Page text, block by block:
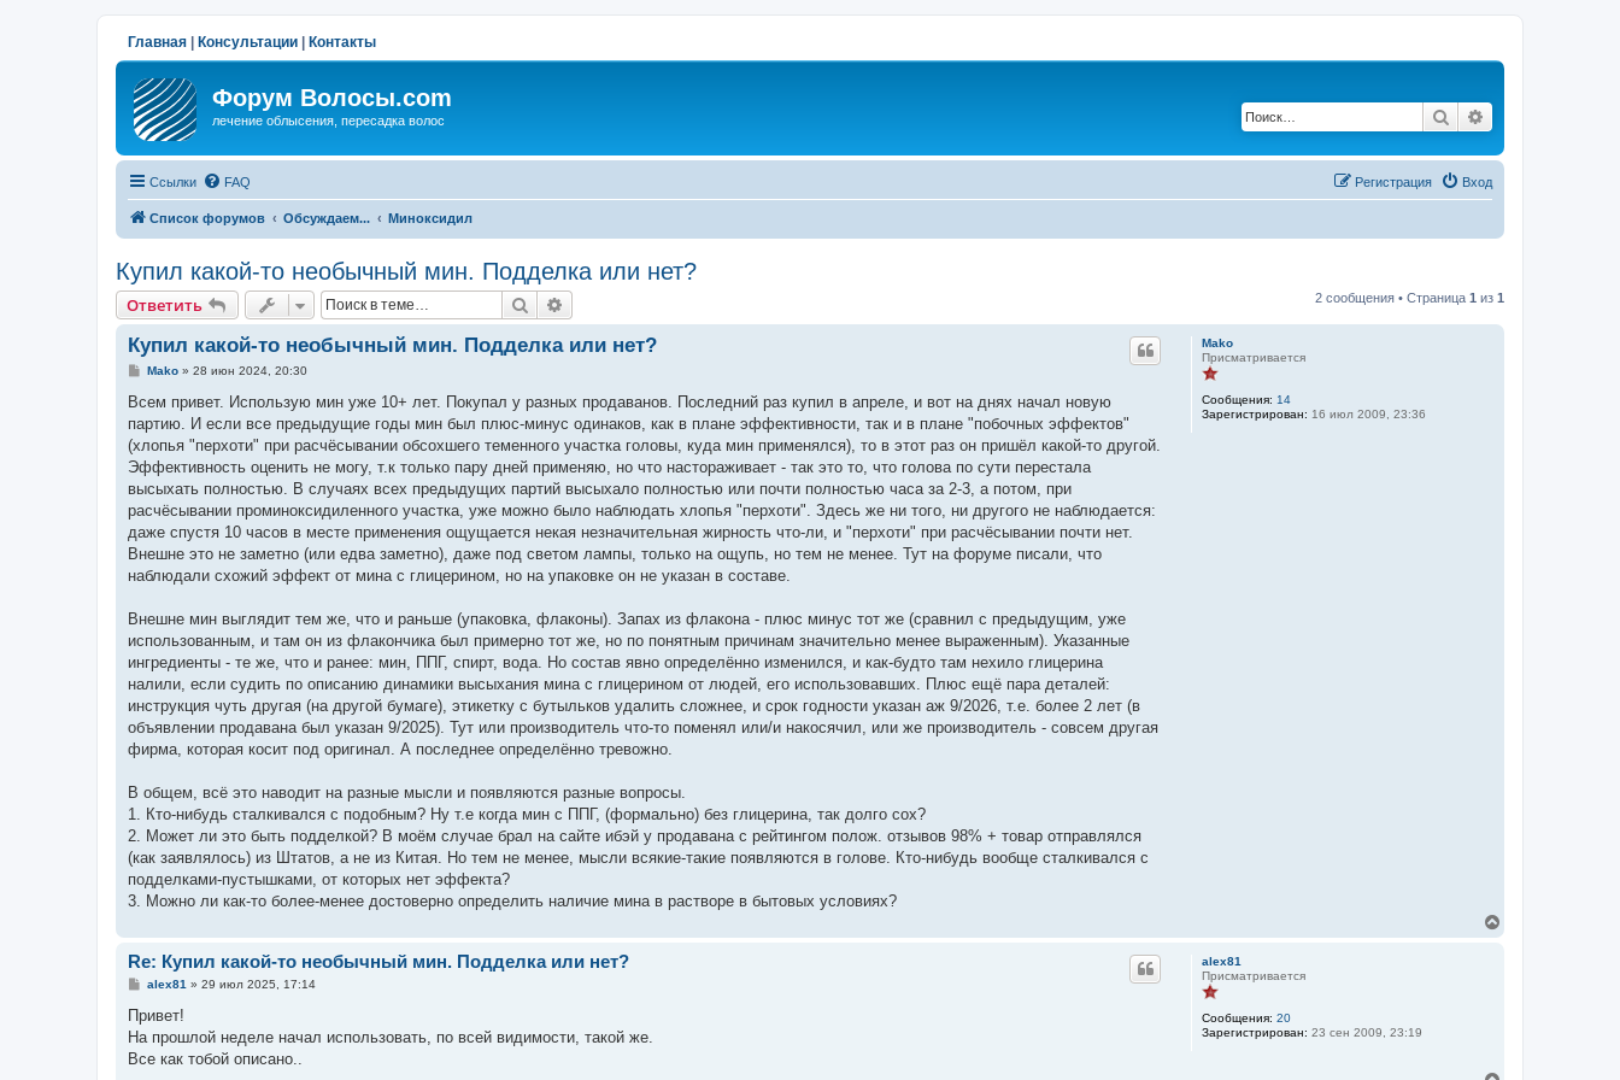
Главная Консультации Контакты
Форум Волосы.com
лечение облысения, пересадка волос Поиск
Ссылки FAQ Вход
Регистрация
Список форумов Обсуждаем... Миноксидил
Купил какой-то необычный мин. Подделка или нет?
Ответить Поиск 2 сообщения • Страница 1 из 1
Mako
Присматривается
Сообщения: 14
Зарегистрирован: 16 июл 2009, 23:36
Купил какой-то необычный мин. Подделка или нет?
С
о
щ
е
и
е
Mako» 28 июн 2024, 20:30
Всем привет. Использую мин уже 10+ лет. Покупал у разных продаванов. Последний раз купил в апреле, и вот на днях начал новую
партию. И если все предыдущие годы мин был плюс-минус одинаков, как в плане эффективности, так и в плане "побочных эффектов"
(хлопья "перхоти" при расчёсывании обсохшего теменного участка головы, куда мин применялся), то в этот раз он пришёл какой-то другой.
Эффективность оценить не могу, т.к только пару дней применяю, но что настораживает - так это то, что голова по сути перестала
высыхать полностью. В случаях всех предыдущих партий высыхало полностью или почти полностью часа за 2-3, а потом, при
расчёсывании проминоксидиленного участка, уже можно было наблюдать хлопья "перхоти". Здесь же ни того, ни другого не наблюдается:
даже спустя 10 часов в месте применения ощущается некая незначительная жирность что-ли, и "перхоти" при расчёсывании почти нет.
Внешне это не заметно (или едва заметно), даже под светом лампы, только на ощупь, но тем не менее. Тут на форуме писали, что
наблюдали схожий эффект от мина с глицерином, но на упаковке он не указан в составе.
Внешне мин выглядит тем же, что и раньше (упаковка, флаконы). Запах из флакона - плюс минус тот же (сравнил с предыдущим, уже
использованным, и там он из флакончика был примерно тот же, но по понятным причинам значительно менее выраженным). Указанные
ингредиенты - те же, что и ранее: мин, ППГ, спирт, вода. Но состав явно определённо изменился, и как-будто там нехило глицерина
налили, если судить по описанию динамики высыхания мина с глицерином от людей, его использовавших. Плюс ещё пара деталей:
инструкция чуть другая (на другой бумаге), этикетку с бутыльков удалить сложнее, и срок годности указан аж 9/2026, т.е. более 2 лет (в
объявлении продавана был указан 9/2025). Тут или производитель что-то поменял или/и накосячил, или же производитель - совсем другая
фирма, которая косит под оригинал. А последнее определённо тревожно.
В общем, всё это наводит на разные мысли и появляются разные вопросы.
1. Кто-нибудь сталкивался с подобным? Ну т.е когда мин с ППГ, (формально) без глицерина, так долго сох?
2. Может ли это быть подделкой? В моём случае брал на сайте ибэй у продавана с рейтингом полож. отзывов 98% + товар отправлялся
(как заявлялось) из Штатов, а не из Китая. Но тем не менее, мысли всякие-такие появляются в голове. Кто-нибудь вообще сталкивался с
подделками-пустышками, от которых нет эффекта?
3. Можно ли как-то более-менее достоверно определить наличие мина в растворе в бытовых условиях?
alex81
Присматривается
Сообщения: 20
Зарегистрирован: 23 сен 2009, 23:19
Re: Купил какой-то необычный мин. Подделка или нет?
С
о
щ
е
alex81 » 29 июл 2025, 17:14
Привет!
На прошлой неделе начал использовать, по всей видимости, такой же.
Все как тобой описано..